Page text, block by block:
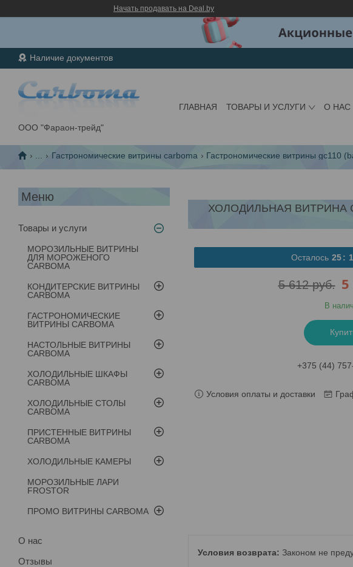
Начать продавать на Deal.by
Наличие документов
ООО "Фараон-трейд"
ГЛАВНАЯ ТОВАРЫ И УСЛУГИ О НАС
Гастрономические витрины carboma Гастрономические витрины gc110
Товары и услуги
МОРОЗИЛЬНЫЕ ВИТРИНЫ
ДЛЯ МОРОЖЕНОГО
CARBOMA
КОНДИТЕРСКИЕ ВИТРИНЫ
CARBOMA
ГАСТРОНОМИЧЕСКИЕ
ВИТРИНЫ CARBOMA
НАСТОЛЬНЫЕ ВИТРИНЫ
CARBOMA
ХОЛОДИЛЬНЫЕ ШКАФЫ
CARBOMA
ХОЛОДИЛЬНЫЕ СТОЛЫ
CARBOMA
ПРИСТЕННЫЕ ВИТРИНЫ
CARBOMA
ХОЛОДИЛЬНЫЕ КАМЕРЫ
МОРОЗИЛЬНЫЕ ЛАРИ
FROSTOR
ПРОМО ВИТРИНЫ CARBOMA
О нас
Отзывы
ХОЛОДИЛЬНАЯ ВИТРИНА
Осталось 25 1
5 612руб. 5
В
+375 (44)
Условия оплаты и доставки
Законом не